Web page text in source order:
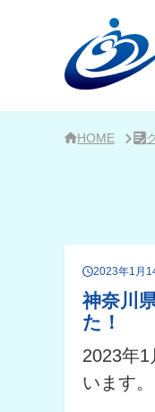
ッ
HOME
2023年1月
神奈川
た！
2023年
います。